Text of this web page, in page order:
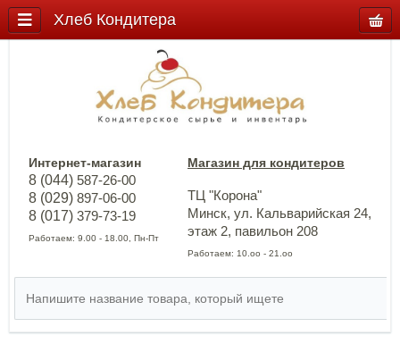
Интернет-магазин
8 (044) 587-26-00
8 (029) 897-06-00
8 (017) 379-73-19
Работаем: 9.00 - 18.00, Пн-Пт
Магазин для кондитеров
ТЦ "Корона"
Минск, ул. Кальварийская 24,
этаж 2, павильон 208
Работаем: 10.оо - 21.оо
Хлеб Кондитера